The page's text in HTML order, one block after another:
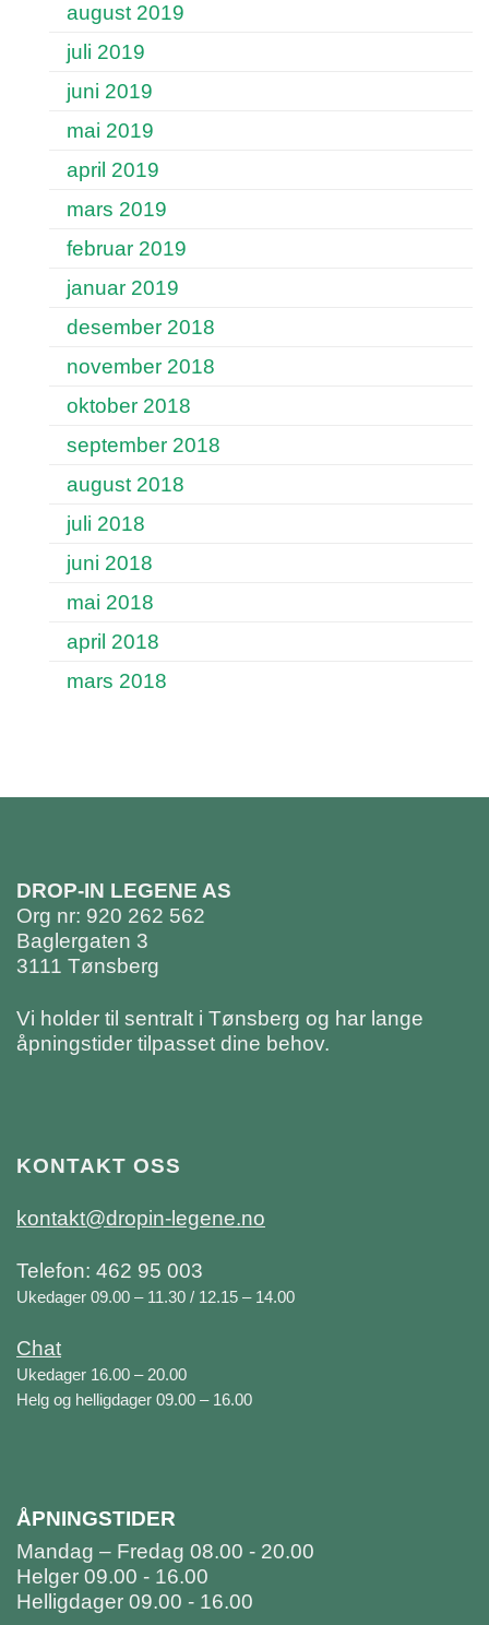
august 2019
juli 2019
juni 2019
mai 2019
april 2019
mars 2019
februar 2019
januar 2019
desember 2018
november 2018
oktober 2018
september 2018
august 2018
juli 2018
juni 2018
mai 2018
april 2018
mars 2018
DROP-IN LEGENE AS
Org nr: 920 262 562
Baglergaten 3
3111 Tønsberg
Vi holder til sentralt i Tønsberg og har lange
åpningstider tilpasset dine behov.
KONTAKT OSS
kontakt@dropin-legene.no
Telefon: 462 95 003
Ukedager 09.00 – 11.30 / 12.15 – 14.00
Chat
Ukedager 16.00 – 20.00
Helg og helligdager 09.00 – 16.00
ÅPNINGSTIDER
Mandag – Fredag 08.00 - 20.00
Helger 09.00 - 16.00
Helligdager 09.00 - 16.00